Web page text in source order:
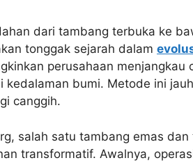
dari tambang terbuka ke
tonggak sejarah dalam
perusahaan
kedalaman bumi. Metode ini
canggih.
salah satu tambang emas
transformatif. Awalnya,